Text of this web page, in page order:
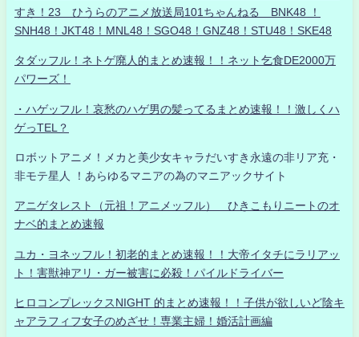
すき！23 ひうらのアニメ放送局101ちゃんねる BNK48 ！
SNH48！JKT48！MNL48！SGO48！GNZ48！STU48！SKE48
タダッフル！ネトゲ廃人的まとめ速報！！ネット乞食DE2000万
パワーズ！
・ハゲッフル！哀愁のハゲ男の髪ってるまとめ速報！！激しくハ
ゲっTEL？
ロボットアニメ！メカと美少女キャラだいすき永遠の非リア充・
非モテ星人 ！あらゆるマニアの為のマニアックサイト
アニゲタレスト（元祖！アニメッフル） ひきこもりニートのオ
ナベ的まとめ速報
ユカ・ヨネッフル！初老的まとめ速報！！大帝イタチにラリアッ
ト！害獣神アリ・ガー被害に必殺！パイルドライバー
ヒロコンプレックスNIGHT 的まとめ速報！！子供が欲しいど陰キ
ャアラフィフ女子のめざせ！専業主婦！婚活計画編